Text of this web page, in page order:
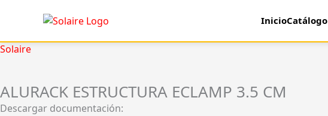
Solaire
InicioCatálogo
ALURACK ESTRUCTURA ECLAMP 3.5 CM
Descargar documentación:
ALURACK
3.5
CM